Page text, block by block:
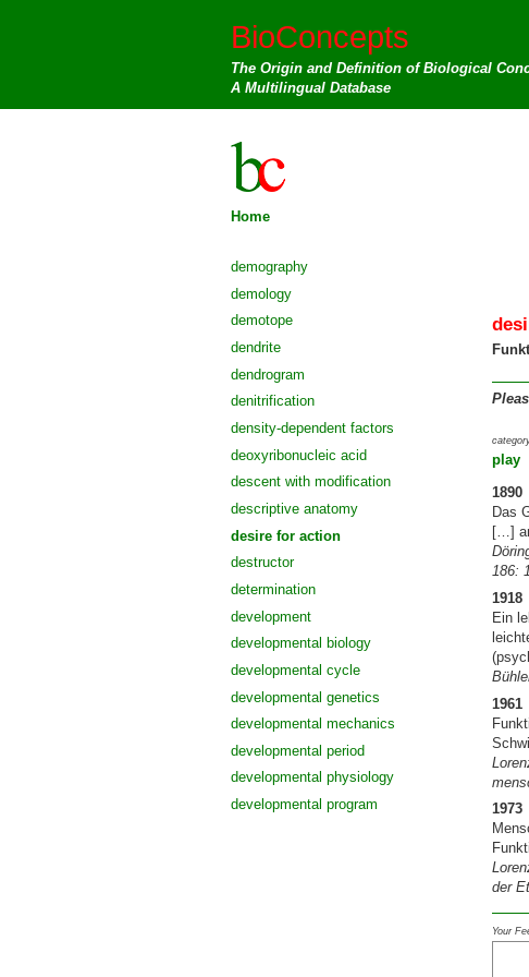
BioConcepts
The Origin and Definition of Biological
A Multilingual Database
Home
demography
demology
demotope
dendrite
dendrogram
denitrification
density-dependent factors
deoxyribonucleic acid
descent with modification
descriptive anatomy
desire for action
destructor
determination
development
developmental biology
developmental cycle
developmental genetics
developmental mechanics
developmental period
developmental physiology
developmental program
play
1890
Das
[…]
186:
1918
Ein
1961
1973
der
Your